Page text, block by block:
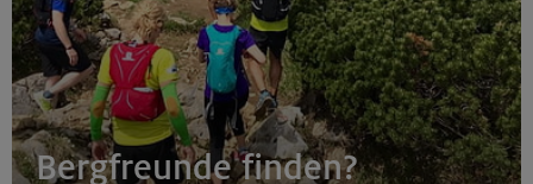
Bergfreunde finden?